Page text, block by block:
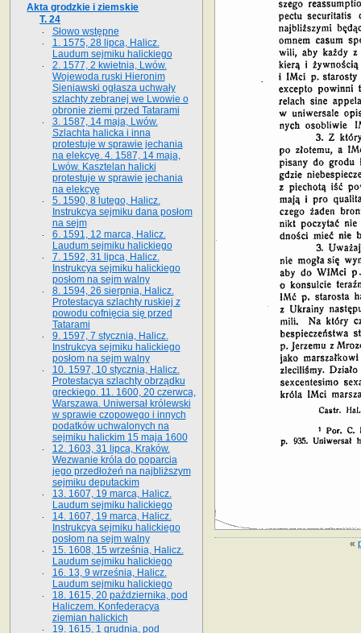
«
Akta grodzkie i ziemskie
T. 24
Słowo wstępne
1. 1575, 28 lipca, Halicz.
Laudum sejmiku halickiego
2. 1577, 2 kwietnia, Lwów.
Wojewoda ruski Hieronim
Sieniawski ogłasza uchwały
szlachty zebranej we Lwowie o
obronie ziemi przed Tatarami
3. 1587, 14 maja, Lwów.
Szlachta halicka i inna
protestuje w sprawie jechania
na elekcyę. 4. 1587, 14 maja,
Lwów. Kasztelan halicki
protestuje w sprawie jechania
na elekcyę
5. 1590, 8 lutego, Halicz.
Instrukcya sejmiku dana posłom
na sejm
6. 1591, 12 marca, Halicz.
Laudum sejmiku halickiego
7. 1592, 31 lipca, Halicz.
Instrukcya sejmiku halickiego
posłom na sejm walny
8. 1594, 26 sierpnia, Halicz.
Protestacya szlachty ruskiej z
powodu cofnięcia się przed
Tatarami
9. 1597, 7 stycznia, Halicz.
Instrukcya sejmiku halickiego
posłom na sejm walny
10. 1597, 10 stycznia, Halicz.
Protestacya szlachty obrządku
greckiego. 11. 1600, 20 czerwca,
Warszawa. Uniwersał królewski
w sprawie czopowego i innych
podatków uchwalonych na
sejmiku halickim 15 maja 1600
12. 1603, 31 lipca, Kraków.
Wezwanie króla do poparcia
jego przedłożeń na najbliższym
sejmiku deputackim
13. 1607, 19 marca, Halicz.
Laudum sejmiku halickiego
14. 1607, 19 marca, Halicz.
Instrukcya sejmiku halickiego
posłom na sejm walny
15. 1608, 15 września, Halicz.
Laudum sejmiku halickiego
16. 13, 9 września, Halicz.
Laudum sejmiku halickiego
18. 1615, 20 października, pod
Haliczem. Konfederacya
ziemian halickich
19. 1615, 1 grudnia, pod